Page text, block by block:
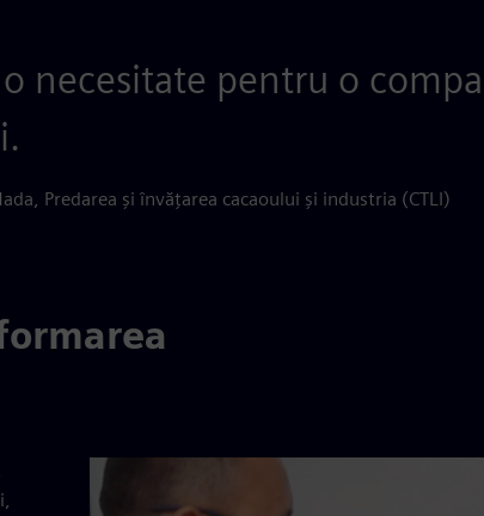
necesitate pentru o
Predarea și învățarea cacaoului și industria (CTLI)